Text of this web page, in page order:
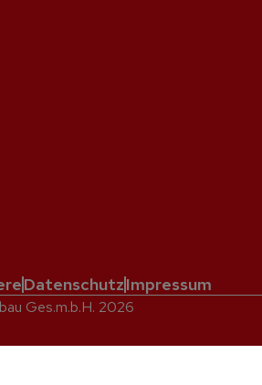
DatenschutzImpressum
Ges.m.b.H. 2026